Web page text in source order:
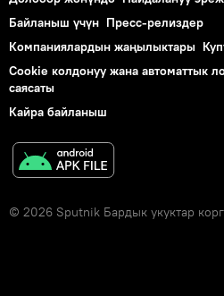
Байланыш үчүн Пресс-релиздер
Компаниялардын жаңылыктары
Cookie колдонуу жана автоматтык
саясаты
Кайра байланыш
© 2026 Sputnik Бардык укуктар